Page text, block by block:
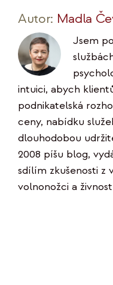
Autor: Madla
Jsem
intuici, abych
podnikatelská
ceny, nabídku
dlouhodobou
2008 píšu blog,
sdílím zkušenosti z
volnonožci a